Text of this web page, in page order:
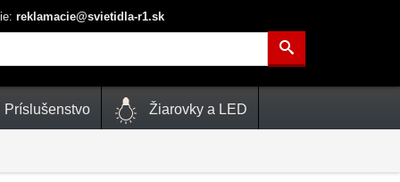
reklamacie@svietidla-r1.sk
Príslušenstvo Žiarovky a LED